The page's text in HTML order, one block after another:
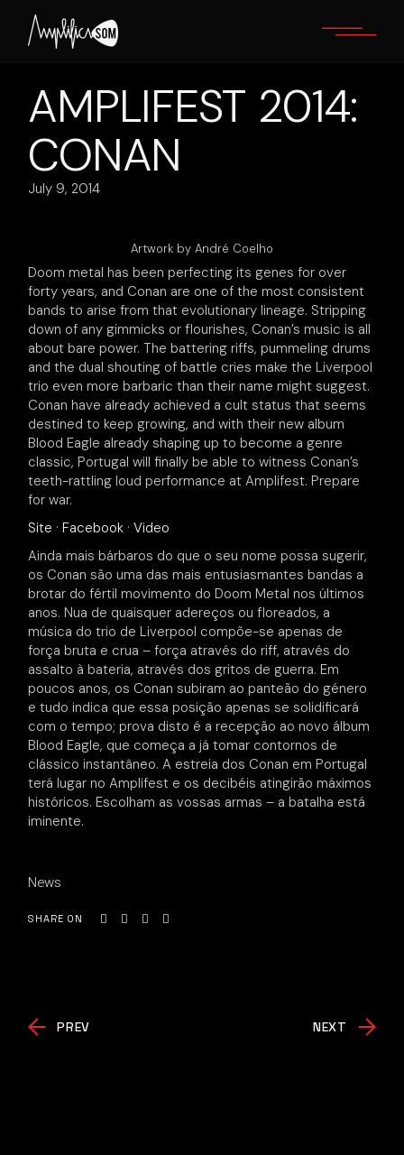
content
AMPLIFEST 2014:
CONAN
July 9, 2014
Artwork by André Coelho
Doom metal has been perfecting its genes for over
forty years, and Conan are one of the most consistent
bands to arise from that evolutionary lineage. Stripping
down of any gimmicks or flourishes, Conan’s music is all
about bare power. The battering riffs, pummeling drums
and the dual shouting of battle cries make the Liverpool
trio even more barbaric than their name might suggest.
Conan have already achieved a cult status that seems
destined to keep growing, and with their new album
Blood Eagle already shaping up to become a genre
classic, Portugal will finally be able to witness Conan’s
teeth-rattling loud performance at Amplifest. Prepare
for war.
Site ·Facebook ·Video
Ainda mais bárbaros do que o seu nome possa sugerir,
os Conan são uma das mais entusiasmantes bandas a
brotar do fértil movimento do Doom Metal nos últimos
anos. Nua de quaisquer adereços ou floreados, a
música do trio de Liverpool compõe-se apenas de
força bruta e crua – força através do riff, através do
assalto à bateria, através dos gritos de guerra. Em
poucos anos, os Conan subiram ao panteão do género
e tudo indica que essa posição apenas se solidificará
com o tempo; prova disto é a recepção ao novo álbum
Blood Eagle, que começa a já tomar contornos de
clássico instantâneo. A estreia dos Conan em Portugal
terá lugar no Amplifest e os decibéis atingirão máximos
históricos. Escolham as vossas armas – a batalha está
iminente.
News
SHARE ON
PREV NEXT